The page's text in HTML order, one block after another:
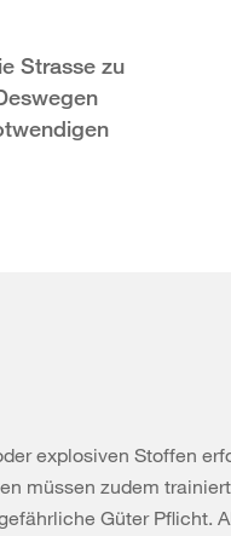
Strasse zu
explosiven Stoffen
müssen zudem
Güter Pflicht.